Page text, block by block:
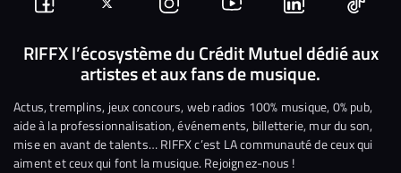
Suivez-
nous
Facebook
Suivez-
nous
sur
Twitter
Nous
rejoindre
sur
Instagram
Nous
rejoindre
sur
YouTube
Nous
rejoindre
sur
Linkedin
Nous
RIFFX l’écosystème du Crédit Mutuel dédié aux
artistes et aux fans de musique.
Actus, tremplins, jeux concours, web radios 100% musique, 0% pub,
aide à la professionnalisation, événements, billetterie, mur du son,
mise en avant de talents… RIFFX c’est LA communauté de ceux qui
aiment et ceux qui font la musique. Rejoignez-nous !